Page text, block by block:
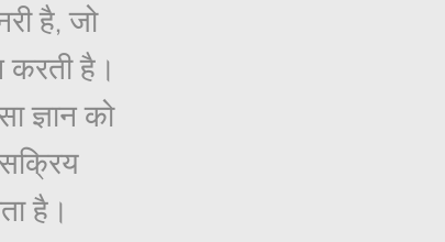
है, जो
करती है।
ज्ञान को
है।